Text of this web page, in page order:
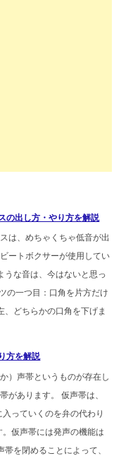
の出し方・やり方を解説
は、めちゃくちゃ低音が出
ートボクサーが使用してい
うな音は、今はないと思っ
の一つ目：口角を片方だけ
どちらかの口角を下げま
方を解説
）声帯というものが存在し
があります。 仮声帯は、
っていくのを弁の代わり
仮声帯には発声の機能は
を閉めることによって、